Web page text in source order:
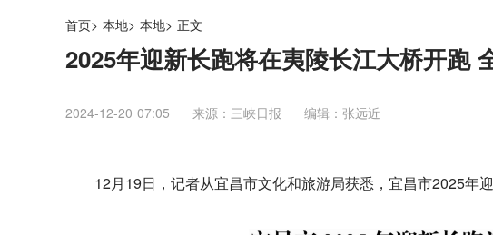
首页> 本地> 本地> 正文
2025年迎新长跑将在夷陵长江大桥开跑
2024-12-20 07:05 来源：三峡日报 编辑：张远近
12月19日，记者从宜昌市文化和旅游局获悉，宜昌市2025年